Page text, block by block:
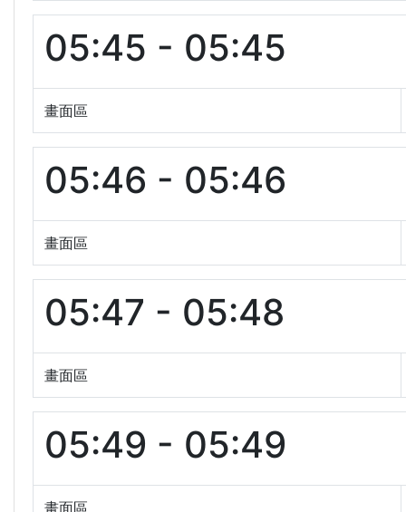
05:45 - 05:45
畫面區
05:46 - 05:46
畫面區
05:47 - 05:48
畫面區
05:49 - 05:49
畫面區